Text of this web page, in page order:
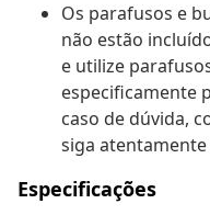
Os parafusos e
não estão
e utilize
especificamente
caso de dúvida,
siga
Especificações